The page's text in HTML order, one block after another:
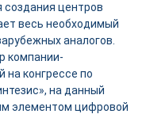
создания центров
весь необходимый
аналогов.
компании-
на конгрессе по
на данный
элементом цифровой